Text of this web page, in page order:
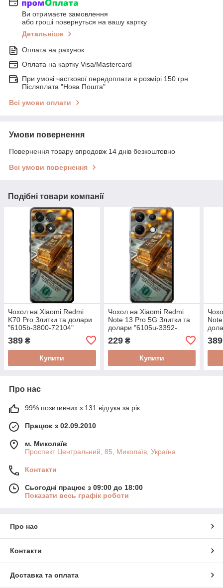
Ви отримаєте замовлення
або гроші повернуться на вашу картку
Детальніше
Оплата на рахунок
Оплата на картку Visa/Mastercard
При умові часткової передоплати в розмірі 150 грн
Післяплата "Нова Пошта"
Всі умови оплати
Умови повернення
Повернення товару впродовж 14 днів безкоштовно
Всі умови повернення
Подібні товари компанії
Чохол на Xiaomi Redmi
K70 Pro Злитки та долари
"6105b-3800-72104"
389 ₴
Купити
Чохол на Xiaomi Redmi
Note 13 Pro 5G Злитки та
долари "6105u-3392-
229₴
Купити
389
Про нас
99% позитивних з 131 відгука за рік
Працює з 02.09.2010
м. Миколаїв
Проспект Центральний, 85, Миколаїв, Україна
Контакти
Сьогодні працює з 09:00 до 18:00
Показати весь графік роботи
Про нас
Контакти
Доставка та оплата